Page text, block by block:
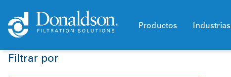
Productos Industrias
Filtrar por